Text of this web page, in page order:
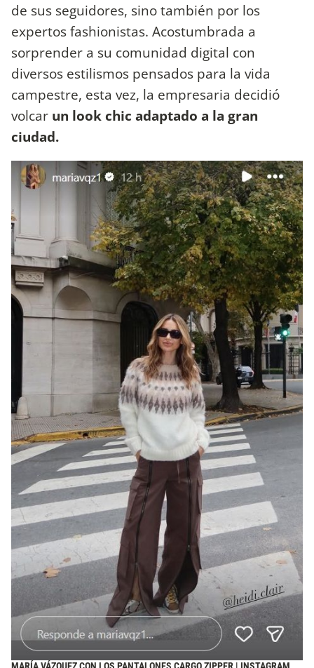
de sus seguidores, sino también por los
expertos fashionistas. Acostumbrada a
sorprender a su comunidad digital con
diversos estilismos pensados para la vida
campestre, esta vez, la empresaria decidió
volcar un look chic adaptado a la gran
ciudad.